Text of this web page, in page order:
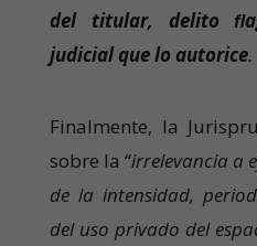
del titular, delito
judicial que lo autorice.
Finalmente, la
sobre la “irrelevancia a
de la intensidad,
del uso privado del